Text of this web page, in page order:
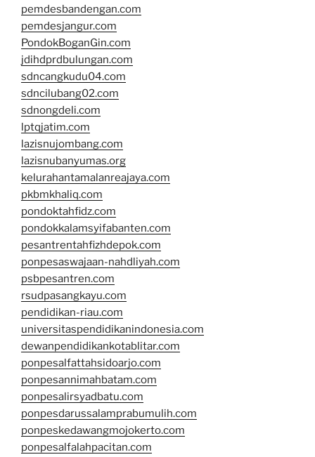
pemdesbandengan.com
pemdesjangur.com
PondokBoganGin.com
jdihdprdbulungan.com
sdncangkudu04.com
sdncilubang02.com
sdnongdeli.com
lptqjatim.com
lazisnujombang.com
lazisnubanyumas.org
kelurahantamalanreajaya.com
pkbmkhaliq.com
pondoktahfidz.com
pondokkalamsyifabanten.com
pesantrentahfizhdepok.com
ponpesaswajaan-nahdliyah.com
psbpesantren.com
rsudpasangkayu.com
pendidikan-riau.com
universitaspendidikanindonesia.com
dewanpendidikankotablitar.com
ponpesalfattahsidoarjo.com
ponpesannimahbatam.com
ponpesalirsyadbatu.com
ponpesdarussalamprabumulih.com
ponpeskedawangmojokerto.com
ponpesalfalahpacitan.com